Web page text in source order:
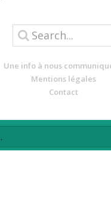
Une info à nous
Mentions légales
Contact